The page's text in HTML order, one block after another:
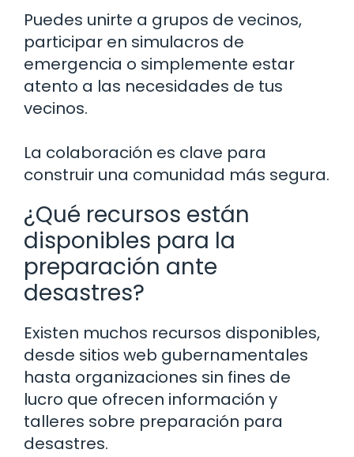
Puedes unirte a grupos de vecinos,
participar en simulacros de
emergencia o simplemente estar
atento a las necesidades de tus
vecinos.
La colaboración es clave para
construir una comunidad más segura.
¿Qué recursos están
disponibles para la
preparación ante
desastres?
Existen muchos recursos disponibles,
desde sitios web gubernamentales
hasta organizaciones sin fines de
lucro que ofrecen información y
talleres sobre preparación para
desastres.